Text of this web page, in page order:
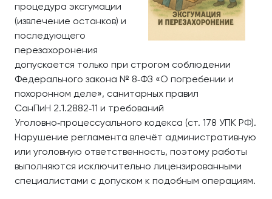
процедура эксгумации
(извлечение останков) и
последующего
перезахоронения
допускается только при строгом соблюдении
Федерального закона № 8‑ФЗ «О погребении и
похоронном деле», санитарных правил
СанПиН 2.1.2882‑11 и требований
Уголовно‑процессуального кодекса (ст. 178 УПК РФ).
Нарушение регламента влечёт административную
или уголовную ответственность, поэтому работы
выполняются исключительно лицензированными
специалистами с допуском к подобным операциям.